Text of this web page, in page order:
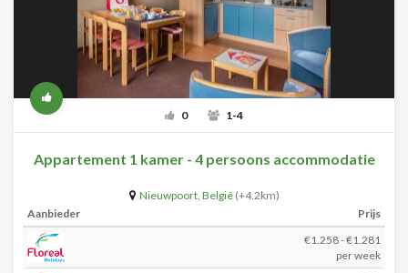
0 1-4
Appartement 1 kamer - 4 persoons accommodatie
Nieuwpoort, België (+4.2km)
Aanbieder
Prijs
€1.258 - €1.281
per week